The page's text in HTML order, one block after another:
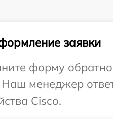
заявки
форму
Наш менеджер
Cisco.